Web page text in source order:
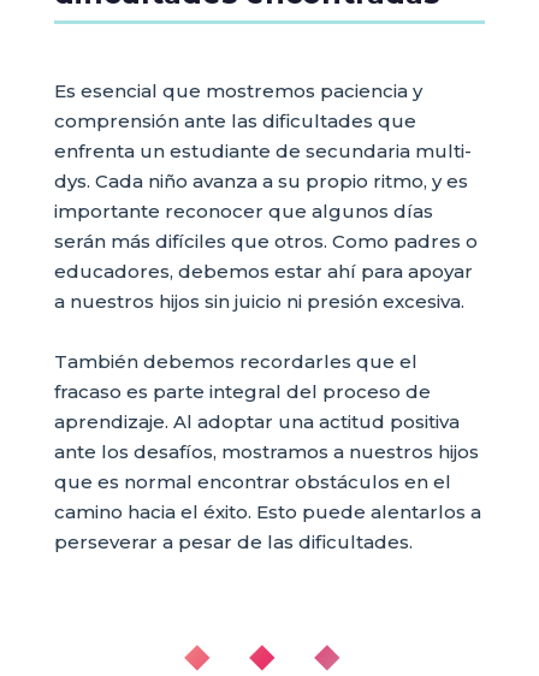
Es esencial que mostremos paciencia y
comprensión ante las dificultades que
enfrenta un estudiante de secundaria multi-
dys. Cada niño avanza a su propio ritmo, y es
importante reconocer que algunos días
serán más difíciles que otros. Como padres o
educadores, debemos estar ahí para apoyar
a nuestros hijos sin juicio ni presión excesiva.
También debemos recordarles que el
fracaso es parte integral del proceso de
aprendizaje. Al adoptar una actitud positiva
ante los desafíos, mostramos a nuestros hijos
que es normal encontrar obstáculos en el
camino hacia el éxito. Esto puede alentarlos a
perseverar a pesar de las dificultades.
◆ ◆ ◆